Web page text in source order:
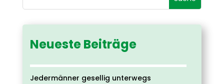
Neueste Beiträge
Jedermänner gesellig unterwegs